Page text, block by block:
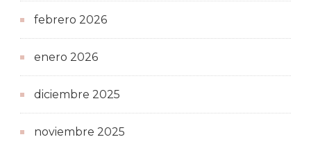
febrero 2026
enero 2026
diciembre 2025
noviembre 2025